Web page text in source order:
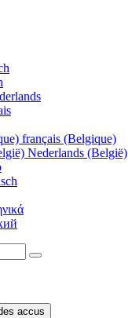
français (Belgique)
Nederlands (België)
accus